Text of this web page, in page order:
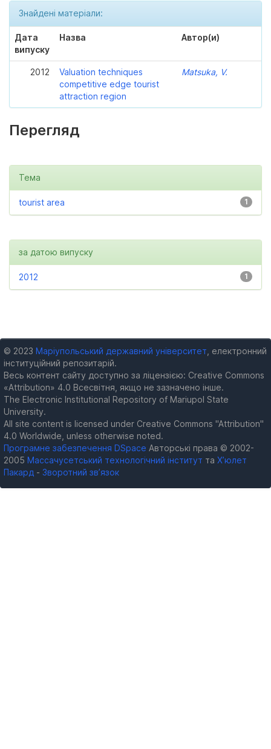
Знайдені матеріали:
Дата
випуску
Назва Автор(и)
2012
Valuation techniques
competitive edge tourist
attraction region
Matsuka, V.
Перегляд
Тема
1
tourist area
за датою випуску
1
2012
© 2023 Маріупольський державний університет , електронний
інституційний репозитарій.
Весь контент сайту доступно за ліцензією: Creative Commons
«Attribution» 4.0 Всесвітня, якщо не зазначено інше.
The Electronic Institutional Repository of Mariupol State
University.
All site content is licensed under Creative Commons "Attribution"
4.0 Worldwide, unless otherwise noted.
Програмне забезпечення DSpace Авторські права © 2002-
2005 Массачусетський технологічний інститут та Х’юлет
Пакард - Зворотний зв’язок